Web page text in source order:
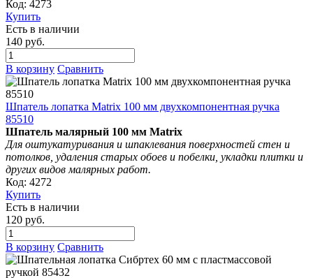
Код: 4273
Купить
Есть в наличии
140 руб.
В корзину Сравнить
Шпатель лопатка Matrix 100 мм двухкомпонентная ручка
85510
Шпатель малярный 100 мм Matrix
Для оштукатуривания и шпаклевания поверхностей стен и
потолков, удаления старых обоев и побелки, укладки плитки и
других видов малярных работ.
Код: 4272
Купить
Есть в наличии
120 руб.
В корзину Сравнить